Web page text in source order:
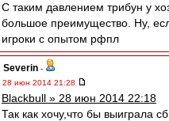
С таким давлением трибун у
большое преимущество. Ну,
игроки с опытом рфпл
Severin -
28 июн 2014 21:28
Blackbull » 28 июн 2014 22:18
Так как хочу,что бы выиграла